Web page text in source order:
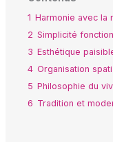
1 Harmonie avec la
2 Simplicité
3 Esthétique
4 Organisation
5 Philosophie du
6 Tradition et